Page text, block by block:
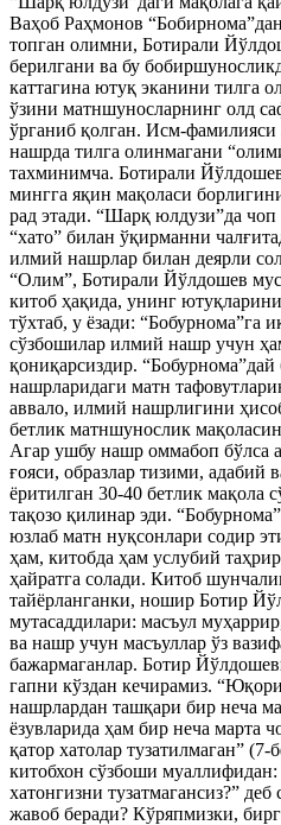
Ваҳоб Раҳмонов
топган олимни, Ботирали
берилгани ва бу
каттагина ютуқ эканини тилга
ўзини матншуносларнинг олд
ўрганиб қолган. Исм-
нашрда тилга олинмагани
тахминимча. Ботирали
мингга яқин мақоласи
рад этади. “Шарқ юлдузи”да чоп
“хато” билан ўқирманни
илмий нашрлар билан деярли
“Олим”, Ботирали Йўлдошев
китоб ҳақида, унинг
тўхтаб, у ёзади: “Бобурнома”га
сўзбошилар илмий нашр учун
қониқарсиздир. “Бобурнома”дай
нашрларидаги матн
аввало, илмий нашрлигини
бетлик матншунослик
Агар ушбу нашр оммабоп бўлса
ғояси, образлар тизими, адабий
ёритилган 30-40 бетлик мақола
тақозо қилинaр эди.
юзлаб матн нуқсонлари содир
ҳам, китобда ҳам услубий
ҳайратга солади. Китоб
тайёрланганки, ношир Ботир
мутасаддилари: масъул
ва нашр учун масъуллар ўз
бажармаганлар. Ботир
гапни кўздан кечирамиз.
нашрлардан ташқари бир неча
ёзувларида ҳам бир неча марта
қатор хатолар тузатилмаган”
китобхон сўзбоши муаллифидан:
хатонгизни тузатмагансиз?”
жавоб беради? Кўряпмизки,